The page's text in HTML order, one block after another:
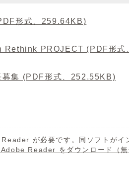
形式、259.64KB)
Rethink PROJECT (PDF形式
集 (PDF形式、252.55KB)
が必要です。同ソフトがイ
Reader をダウンロード（無